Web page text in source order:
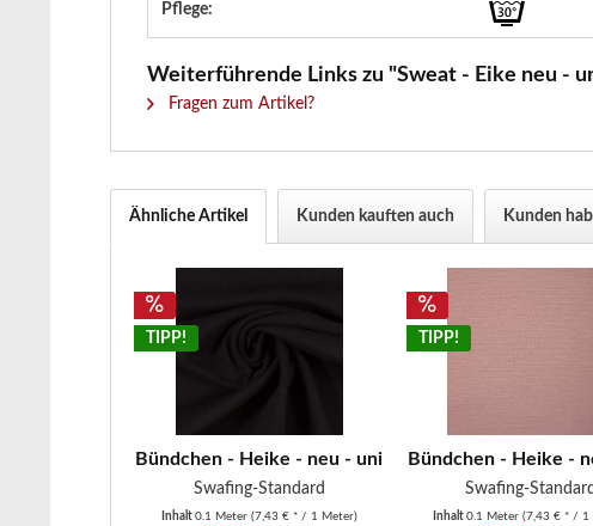
Pflege:
Weiterführende Links zu "Sweat - Eike neu -
Fragen zum Artikel?
Ähnliche Artikel Kunden kauften auch Kunden
TIPP!
Bündchen - Heike - neu - uni - schwarz
Swafing-Standard
Inhalt 0.1 Meter (7,43 € * / 1 Meter)
TIPP!
Bündchen - Heike -
Swafing-Standard
Inhalt0.1 Meter(7,43 € * / 1